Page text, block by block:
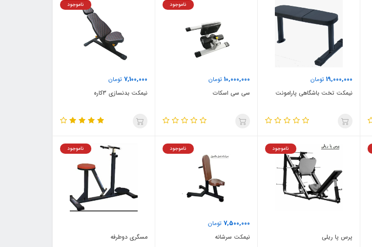
19,000,000 تومان
نیمکت تخت باشگاهی پارامونت
10,000,000 تومان
ناموجود
سی سی اسکات
7,100,000 تومان
ناموجود
نیمکت بدنسازی 3کاره
ناموجود
پرس پا ریلی
7,500,000 تومان
ناموجود
نیمکت سرشانه
ناموجود
مسگری دوطرفه